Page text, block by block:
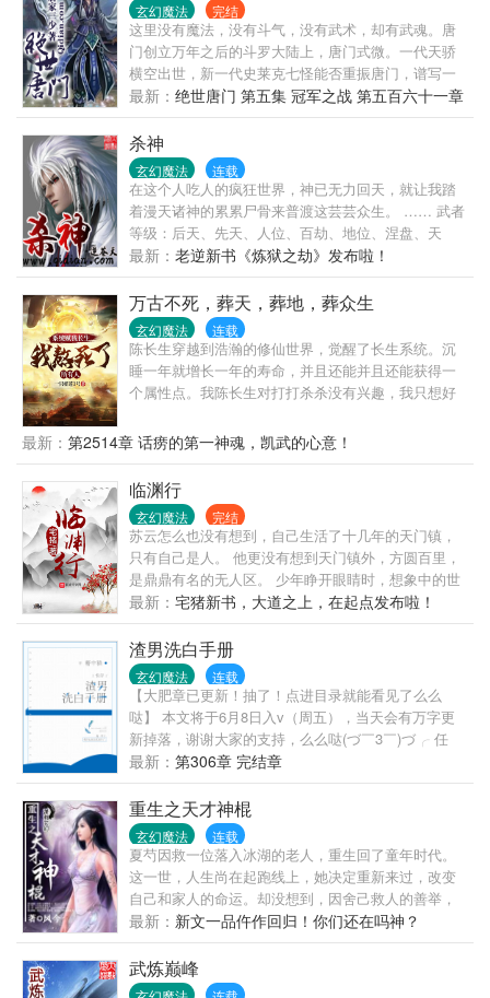
玄幻魔法 完结
这里没有魔法，没有斗气，没有武术，却有武魂。唐
门创立万年之后的斗罗大陆上，唐门式微。一代天骄
横空出世，新一代史莱克七怪能否重振唐门，谱写一
曲绝世唐门之歌？ 百万年魂兽，手握日月摘星辰的死
灵圣法神，导致唐门衰落的全新魂导器体系。一切的
神奇都将一一展现。 唐门暗器能否重振雄风，唐门能
否重现辉煌，一切尽在绝世唐门！
最新： 绝世唐门 第五集 冠军之战 第五百六十一章
疯狂修炼（下）
杀神
玄幻魔法 连载
在这个人吃人的疯狂世界，神已无力回天，就让我踏
着漫天诸神的累累尸骨来普渡这芸芸众生。 …… 武者
等级：后天、先天、人位、百劫、地位、涅盘、天
位、通神、真神、神王。 其余武技、炼药师、武器、
丹药一律五级：凡级、玄级、灵级、圣级、神级。
最新： 老逆新书《炼狱之劫》发布啦！
万古不死，葬天，葬地，葬众生
玄幻魔法 连载
陈长生穿越到浩瀚的修仙世界，觉醒了长生系统。沉
睡一年就增长一年的寿命，并且还能并且还能获得一
个属性点。我陈长生对打打杀杀没有兴趣，我只想好
子已经物是人非。沉睡百年，昔日的皇朝已经不在。
沉睡千年，随手中下的花朵，已经成为无数修士争抢
的灵药。沉睡万年，原来养的小鸟已经变成了一方妖
帝。“你挖了我王家的祖坟，我们王家和你不共戴
天！”“一帮小兔崽子，怎么说话呢？”“当年我和你们王
家先祖一起偷过鸡摸过狗，这块风水宝地还是我帮他
找的呢。”“现在我来看看他，不行吗？”说着，陈长生
随手掏出腰间的柴刀轻轻一划，整个天空瞬间裂成了
两半。人族大帝：老师，是你回来了吗？禁地之主：
最新： 第2514章 话痨的第一神魂，凯武的心意！
临渊行
玄幻魔法 完结
苏云怎么也没有想到，自己生活了十几年的天门镇，
只有自己是人。 他更没有想到天门镇外，方圆百里，
是鼎鼎有名的无人区。 少年睁开眼睛时，想象中的世
界崩塌了，妖魔鬼怪横行的现实呈现在他的面前。 临
渊行。 黑夜中临深渊而行，须得打起精神，如履薄
冰！ 书友群群号，978862507
最新： 宅猪新书，大道之上，在起点发布啦！
渣男洗白手册
玄幻魔法 连载
【大肥章已更新！抽了！点进目录就能看见了么么
哒】 本文将于6月8日入v（周五），当天会有万字更
新掉落，谢谢大家的支持，么么哒(づ￣3￣)づ╭ 任
务：穿越各个世界变成渣男，花式洗白。 卫明言是个
骗子，?
最新： 第306章 完结章
重生之天才神棍
玄幻魔法 连载
夏芍因救一位落入冰湖的老人，重生回了童年时代。
这一世，人生尚在起跑线上，她决定重新来过，改变
自己和家人的命运。却没想到，因舍己救人的善举，
她得到了一种特殊的能力——天眼。从此，观人过去
未来，断人生死前程——铁口直断！从不虚言。难不
成，这辈子要当神棍？这与众不同的人生好有压力，
谁曾想她竟处处开花。从此，商场成就......
最新： 新文一品仵作回归！你们还在吗神？
武炼巅峰